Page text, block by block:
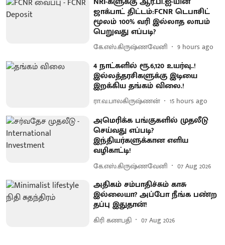
ஜாக்பாட் திட்டம்:FCNR டெபாசிட்
மூலம் 100% வரி இல்லாத லாபம்
பெறுவது எப்படி?
கே.எஸ்.கிருஷ்ணவேனி 9 hours ago
4 நாட்களில் ரூ.6,120 உயர்வு..!
இல்லத்தரசிகளுக்கு இடியை
இறக்கிய தங்கம் விலை.!
ரா.வ.பாலகிருஷ்ணன் 15 hours ago
அமெரிக்க பங்குகளில் முதலீடு
செய்வது எப்படி?
இந்தியர்களுக்கான எளிய
வழிகாட்டி!
கே.எஸ்.கிருஷ்ணவேனி 07 Aug 2026
அதிகம் சம்பாதிச்சும் காசு
இல்லையா? அப்போ நீங்க பண்ற
தப்பு இதுதான்!
கிரி கணபதி 07 Aug 2026